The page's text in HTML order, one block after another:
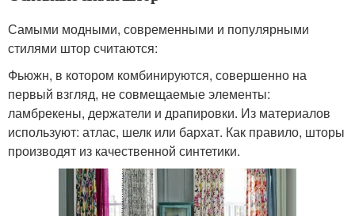
Самыми модными, современными и популярными
стилями штор считаются:
Фьюжн, в котором комбинируются, совершенно на
первый взгляд, не совмещаемые элементы:
ламбрекены, держатели и драпировки. Из материалов
используют: атлас, шелк или бархат. Как правило, шторы
производят из качественной синтетики.